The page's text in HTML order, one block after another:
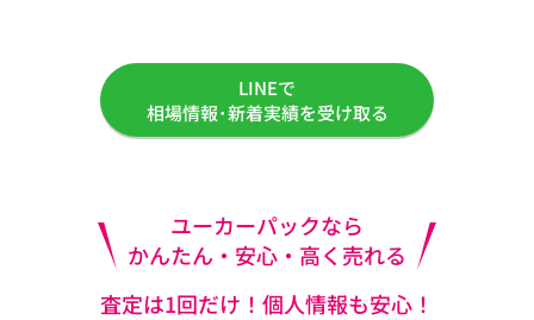
LINEで
相場情報･新着実績を受け取る
ユーカーパックなら
かんたん・安心・高く売れる
査定は1回だけ！個人情報も安心！